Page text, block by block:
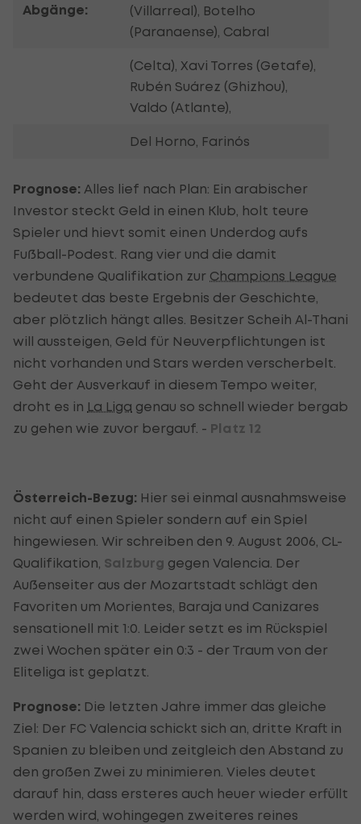
Abgänge:
(Villarreal), Botelho
(Paranaense), Cabral
(Celta), Xavi Torres (Getafe),
Rubén Suárez (Ghizhou),
Valdo (Atlante),
Del Horno, Farinós
Prognose: Alles lief nach Plan: Ein arabischer
Investor steckt Geld in einen Klub, holt teure
Spieler und hievt somit einen Underdog aufs
Fußball-Podest. Rang vier und die damit
verbundene Qualifikation zur Champions League
bedeutet das beste Ergebnis der Geschichte,
aber plötzlich hängt alles. Besitzer Scheih Al-Thani
will aussteigen, Geld für Neuverpflichtungen ist
nicht vorhanden und Stars werden verscherbelt.
Geht der Ausverkauf in diesem Tempo weiter,
droht es in La Liga genau so schnell wieder bergab
zu gehen wie zuvor bergauf. - Platz 12
Österreich-Bezug: Hier sei einmal ausnahmsweise
nicht auf einen Spieler sondern auf ein Spiel
hingewiesen. Wir schreiben den 9. August 2006, CL-
Qualifikation, Salzburg gegen Valencia. Der
Außenseiter aus der Mozartstadt schlägt den
Favoriten um Morientes, Baraja und Canizares
sensationell mit 1:0. Leider setzt es im Rückspiel
zwei Wochen später ein 0:3 - der Traum von der
Eliteliga ist geplatzt.
Prognose: Die letzten Jahre immer das gleiche
Ziel: Der FC Valencia schickt sich an, dritte Kraft in
Spanien zu bleiben und zeitgleich den Abstand zu
den großen Zwei zu minimieren. Vieles deutet
darauf hin, dass ersteres auch heuer wieder erfüllt
werden wird, wohingegen zweiteres reines